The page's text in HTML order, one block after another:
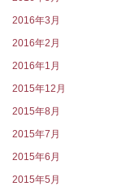
2016年3月
2016年2月
2016年1月
2015年12月
2015年8月
2015年7月
2015年6月
2015年5月